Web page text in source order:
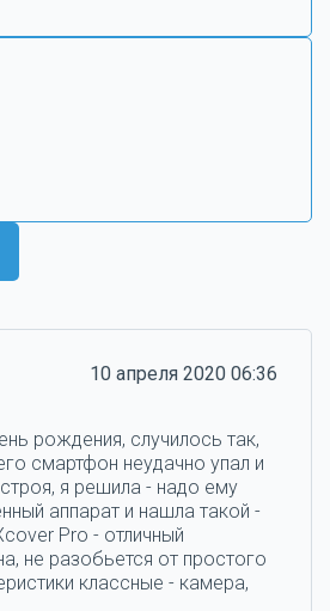
10 апреля 2020 06:36
рождения, случилось так,
смартфон неудачно упал и
я решила - надо ему
аппарат и нашла такой -
Pro - отличный
не разобьется от простого
классные - камера,